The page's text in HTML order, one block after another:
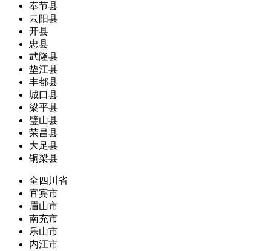
奉节县
云阳县
开县
忠县
武隆县
垫江县
丰都县
城口县
梁平县
璧山县
荣昌县
大足县
铜梁县
全四川省
宜宾市
眉山市
南充市
乐山市
内江市